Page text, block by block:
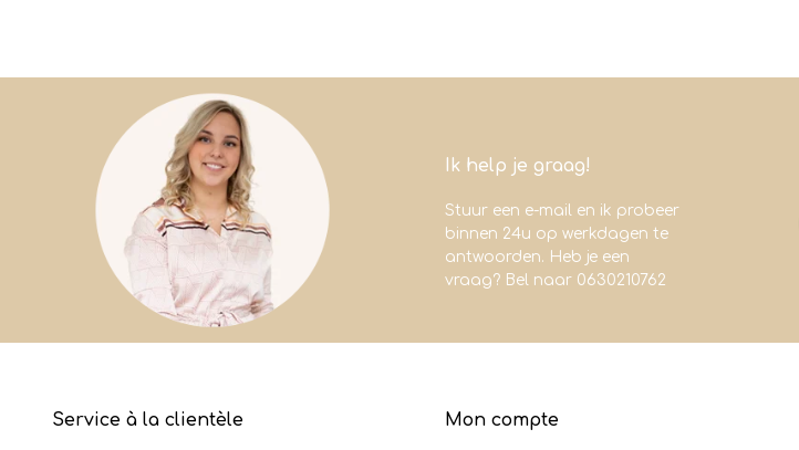
Ik help je graag!
Stuur een e-mail en ik probeer
binnen 24u op werkdagen te
antwoorden. Heb je een
vraag? Bel naar 0630210762
Service à la clientèle Mon compte